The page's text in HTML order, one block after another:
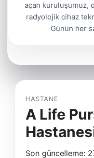
açan kuruluşumuz,
radyolojik cihaz
Günün her
HASTANE
A Life
Son güncelleme: